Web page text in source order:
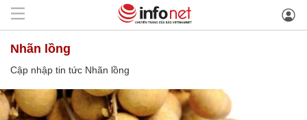
Nhãn lồng
Cập nhập tin tức Nhãn lồng